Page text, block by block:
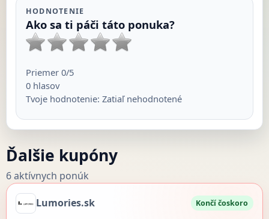
HODNOTENIE
Ako sa ti páči táto ponuka?
Priemer 0/5
0hlasov
Tvoje hodnotenie: Zatiaľ nehodnotené
Ďalšie kupóny
6 aktívnych ponúk
Lumories.sk Končí čoskoro